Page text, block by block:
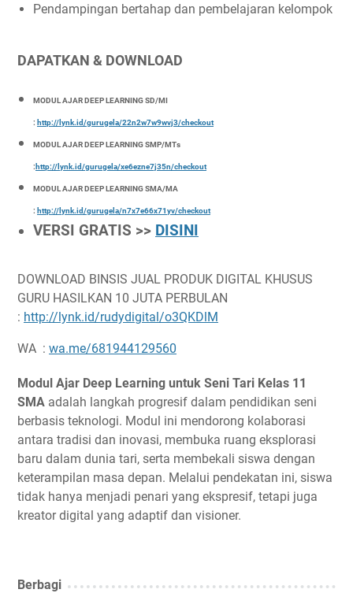
Pendampingan bertahap dan pembelajaran kelompok
DAPATKAN & DOWNLOAD
MODUL AJAR DEEP LEARNING SD/MI
: http://lynk.id/gurugela/22n2w7w9wvj3/checkout
MODUL AJAR DEEP LEARNING SMP/MTs
: http://lynk.id/gurugela/xe6ezne7j35n/checkout
MODUL AJAR DEEP LEARNING SMA/MA
: http://lynk.id/gurugela/n7x7e66x71yv/checkout
VERSI GRATIS >> DISINI
DOWNLOAD BINSIS JUAL PRODUK DIGITAL KHUSUS
GURU HASILKAN 10 JUTA PERBULAN
: http://lynk.id/rudydigital/o3QKDlM
WA : wa.me/681944129560
Modul Ajar Deep Learning untuk Seni Tari Kelas 11
SMA adalah langkah progresif dalam pendidikan seni
berbasis teknologi. Modul ini mendorong kolaborasi
antara tradisi dan inovasi, membuka ruang eksplorasi
baru dalam dunia tari, serta membekali siswa dengan
keterampilan masa depan. Melalui pendekatan ini, siswa
tidak hanya menjadi penari yang ekspresif, tetapi juga
kreator digital yang adaptif dan visioner.
Berbagi